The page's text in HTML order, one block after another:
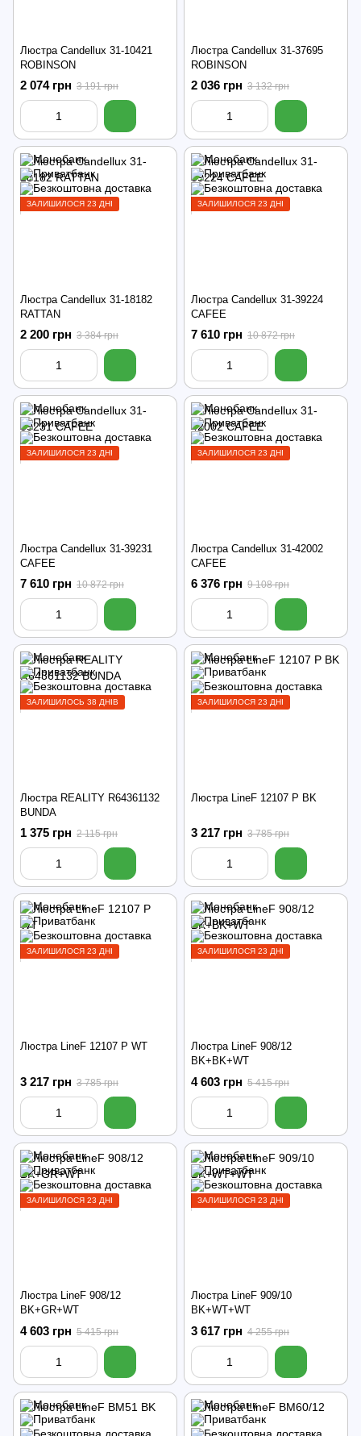
Люстра Candellux 31-10421
ROBINSON
2 074 грн 3 191 грн
Люстра Candellux 31-37695
ROBINSON
2 036 грн 3 132 грн
ЗАЛИШИЛОСЯ 23 ДНІ
Люстра Candellux 31-18182
RATTAN
2 200 грн 3 384 грн
ЗАЛИШИЛОСЯ 23 ДНІ
Люстра Candellux 31-39224
CAFEE
7 610 грн 10 872 грн
ЗАЛИШИЛОСЯ 23 ДНІ
Люстра Candellux 31-39231
CAFEE
7 610 грн 10 872 грн
ЗАЛИШИЛОСЯ 23 ДНІ
Люстра Candellux 31-42002
CAFEE
6 376 грн 9 108 грн
ЗАЛИШИЛОСЬ 38 ДНІВ
Люстра REALITY R64361132
BUNDA
1 375 грн 2 115 грн
ЗАЛИШИЛОСЯ 23 ДНІ
Люстра LineF 12107 P BK
3 217 грн 3 785 грн
ЗАЛИШИЛОСЯ 23 ДНІ
Люстра LineF 12107 P WT
3 217 грн 3 785 грн
ЗАЛИШИЛОСЯ 23 ДНІ
Люстра LineF 908/12
BK+BK+WT
4 603 грн 5 415 грн
ЗАЛИШИЛОСЯ 23 ДНІ
Люстра LineF 908/12
BK+GR+WT
4 603 грн 5 415 грн
ЗАЛИШИЛОСЯ 23 ДНІ
Люстра LineF 909/10
BK+WT+WT
3 617 грн 4 255 грн